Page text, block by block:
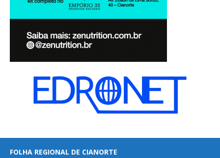
FOLHA REGIONAL DE CIANORTE